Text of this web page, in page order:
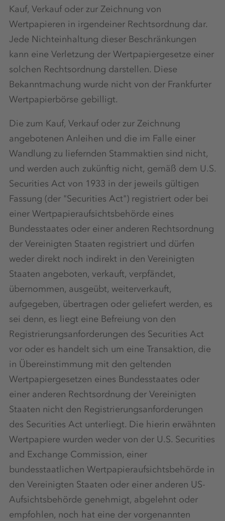
Kauf, Verkauf oder zur Zeichnung von
Wertpapieren in irgendeiner Rechtsordnung dar.
Jede Nichteinhaltung dieser Beschränkungen
kann eine Verletzung der Wertpapiergesetze einer
solchen Rechtsordnung darstellen. Diese
Bekanntmachung wurde nicht von der Frankfurter
Wertpapierbörse gebilligt.
Die zum Kauf, Verkauf oder zur Zeichnung
angebotenen Anleihen und die im Falle einer
Wandlung zu liefernden Stammaktien sind nicht,
und werden auch zukünftig nicht, gemäß dem U.S.
Securities Act von 1933 in der jeweils gültigen
Fassung (der "Securities Act") registriert oder bei
einer Wertpapieraufsichtsbehörde eines
Bundesstaates oder einer anderen Rechtsordnung
der Vereinigten Staaten registriert und dürfen
weder direkt noch indirekt in den Vereinigten
Staaten angeboten, verkauft, verpfändet,
übernommen, ausgeübt, weiterverkauft,
aufgegeben, übertragen oder geliefert werden, es
sei denn, es liegt eine Befreiung von den
Registrierungsanforderungen des Securities Act
vor oder es handelt sich um eine Transaktion, die
in Übereinstimmung mit den geltenden
Wertpapiergesetzen eines Bundesstaates oder
einer anderen Rechtsordnung der Vereinigten
Staaten nicht den Registrierungsanforderungen
des Securities Act unterliegt. Die hierin erwähnten
Wertpapiere wurden weder von der U.S. Securities
and Exchange Commission, einer
bundesstaatlichen Wertpapieraufsichtsbehörde in
den Vereinigten Staaten oder einer anderen US-
Aufsichtsbehörde genehmigt, abgelehnt oder
empfohlen, noch hat eine der vorgenannten